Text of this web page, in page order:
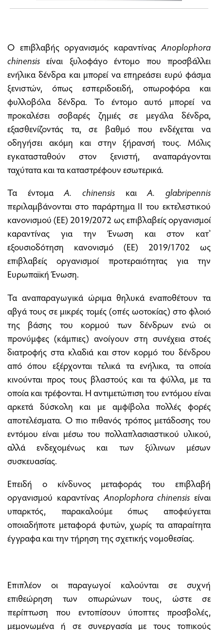
Ο επιβλαβής οργανισμός καραντίνας Anoplophora
chinensis είναι ξυλοφάγο έντομο που προσβάλλει
ενήλικα δένδρα και μπορεί να επηρεάσει ευρύ φάσμα
ξενιστών, όπως εσπεριδοειδή, οπωροφόρα και
φυλλοβόλα δένδρα. Το έντομο αυτό μπορεί να
προκαλέσει σοβαρές ζημιές σε μεγάλα δένδρα,
εξασθενίζοντάς τα, σε βαθμό που ενδέχεται να
οδηγήσει ακόμη και στην ξήρανσή τους. Μόλις
εγκατασταθούν στον ξενιστή, αναπαράγονται
ταχύτατα και τα καταστρέφουν εσωτερικά.
Τα έντομαA. chinensis καιA. glabripennis
περιλαμβάνονται στο παράρτημα II του εκτελεστικού
κανονισμού (ΕΕ) 2019/2072 ως επιβλαβείς οργανισμοί
καραντίνας για την Ένωση και στον κατ’
εξουσιοδότηση κανονισμό (ΕΕ) 2019/1702 ως
επιβλαβείς οργανισμοί προτεραιότητας για την
Ευρωπαϊκή Ένωση.
Τα αναπαραγωγικά ώριμα θηλυκά εναποθέτουν τα
αβγά τους σε μικρές τομές (οπές ωοτοκίας) στο φλοιό
της βάσης του κορμού των δένδρων ενώ οι
προνύμφες (κάμπιες) ανοίγουν στη συνέχεια στοές
διατροφής στα κλαδιά και στον κορμό του δένδρου
από όπου εξέρχονται τελικά τα ενήλικα, τα οποία
κινούνται προς τους βλαστούς και τα φύλλα, με τα
οποία και τρέφονται. Η αντιμετώπιση του εντόμου είναι
αρκετά δύσκολη και με αμφίβολα πολλές φορές
αποτελέσματα. Ο πιο πιθανός τρόπος μετάδοσης του
εντόμου είναι μέσω του πολλαπλασιαστικού υλικού,
αλλά ενδεχομένως και των ξύλινων μέσων
συσκευασίας.
Επειδή ο κίνδυνος μεταφοράς του επιβλαβή
οργανισμού καραντίνας Anoplophora chinensis είναι
υπαρκτός, παρακαλούμε όπως αποφεύγεται
οποιαδήποτε μεταφορά φυτών, χωρίς τα απαραίτητα
έγγραφα και την τήρηση της σχετικής νομοθεσίας.
Επιπλέον οι παραγωγοί καλούνται σε συχνή
επιθεώρηση των οπωρώνων τους, ώστε σε
περίπτωση που εντοπίσουν ύποπτες προσβολές,
μεμονωμένα ή σε συνεργασία με τους τοπικούς